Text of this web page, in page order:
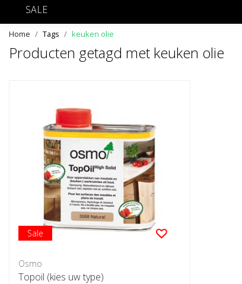
SALE
Home Tags keuken olie
Producten getagd met keuken olie
Sale
Osmo
Topoil (kies uw type)